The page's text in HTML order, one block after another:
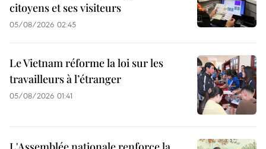
citoyens et ses visiteurs
05/08/2026 02:45
Le Vietnam réforme la loi sur les
travailleurs à l’étranger
05/08/2026 01:41